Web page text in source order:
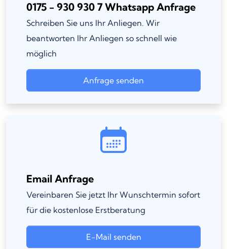
0175 - 930 930 7 Whatsapp Anfrage
Schreiben Sie uns Ihr Anliegen. Wir
beantworten Ihr Anliegen so schnell wie
möglich
Anfrage senden
Email Anfrage
Vereinbaren Sie jetzt Ihr Wunschtermin sofort
für die kostenlose Erstberatung
E-Mail senden